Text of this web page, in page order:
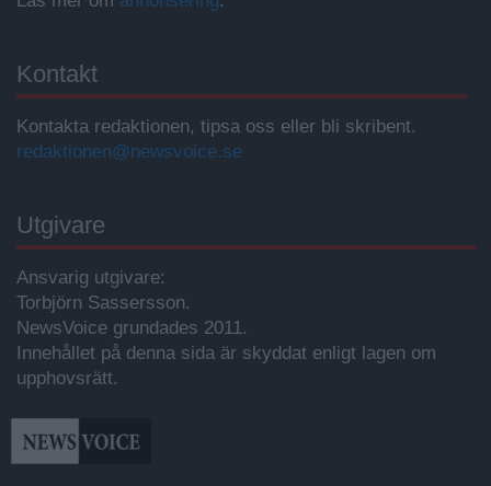
Kontakt
Kontakta redaktionen, tipsa oss eller bli skribent.
redaktionen@newsvoice.se
Utgivare
Ansvarig utgivare:
Torbjörn Sassersson.
NewsVoice grundades 2011.
Innehållet på denna sida är skyddat enligt lagen om
upphovsrätt.